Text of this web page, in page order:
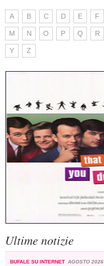
A B C D E F
M N O P Q R
Y Z
Ultime notizie
BUFALE SU INTERNET AGOSTO 2026